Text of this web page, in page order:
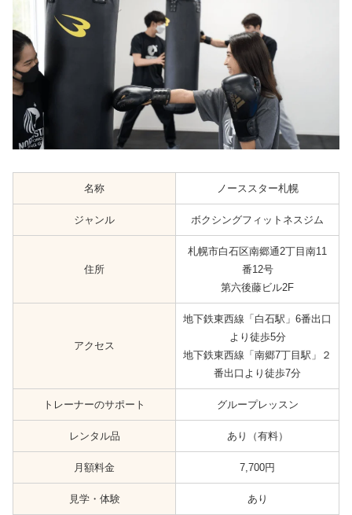
名称 ノーススター札幌
ジャンル ボクシングフィットネスジム
住所
札幌市白石区南郷通2丁目南11
番12号
第六後藤ビル2F
アクセス
地下鉄東西線「白石駅」6番出口
より徒歩5分
地下鉄東西線「南郷7丁目駅」２
番出口より徒歩7分
トレーナーのサポート グループレッスン
レンタル品 あり（有料）
月額料金 7,700円
見学・体験 あり